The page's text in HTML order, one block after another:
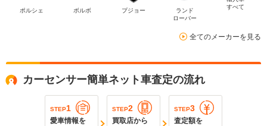
ポルシェ ボルボ プジョー
ランド
ローバー
すべて
全てのメーカーを見る
カーセンサー簡単ネット車査定の流れ
STEP1
愛車情報を
STEP2
買取店から
STEP3
査定額を